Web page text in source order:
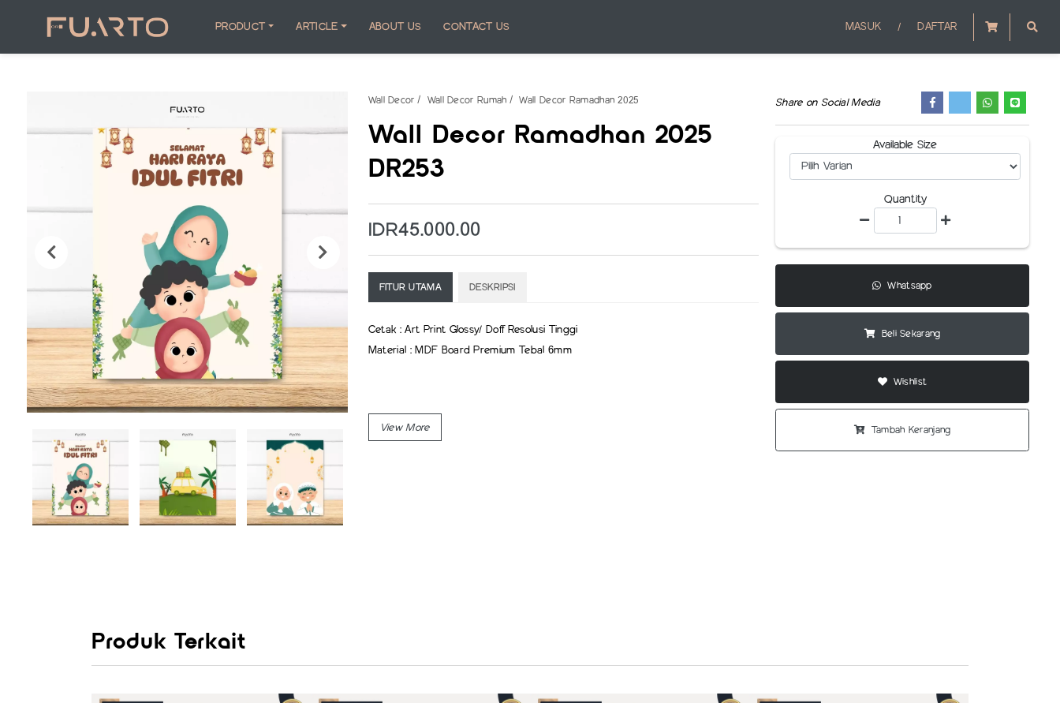
PRODUCT ARTICLE ABOUT US CONTACT US MASUK / DAFTAR
Wall Decor Wall Decor Rumah Wall Decor Ramadhan 2025
Wall Decor Ramadhan 2025
DR253
IDR45.000.00
FITUR UTAMA DESKRIPSI
Cetak : Art Print Glossy/ Doff Resolusi Tinggi
Material : MDF Board Premium Tebal 6mm
Share on Social Media
Available Size
Quantity
Whatsapp
Beli Sekarang
Wishlist
Tambah Keranjang
Produk Terkait